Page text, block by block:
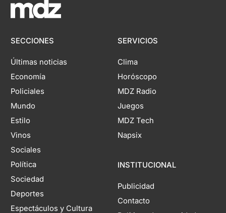
SECCIONES
Últimas noticias
Economía
Policiales
Mundo
Estilo
Vinos
Sociales
Política
Sociedad
Deportes
Espectáculos y Cultura
SERVICIOS
Clima
Horóscopo
MDZ Radio
Juegos
MDZ Tech
Napsix
INSTITUCIONAL
Publicidad
Contacto